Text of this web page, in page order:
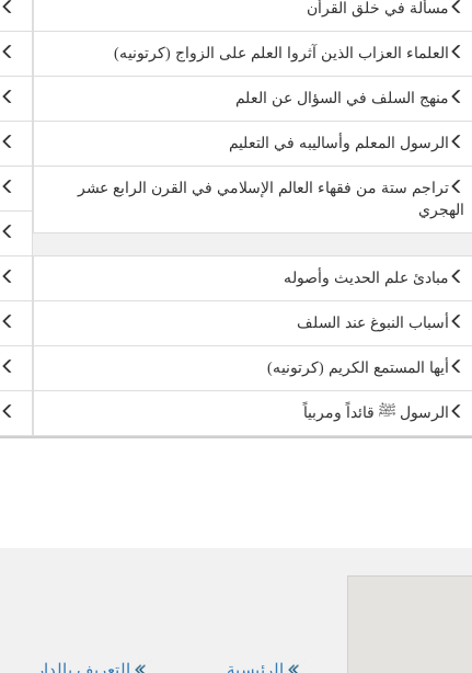
مسألة في خلق القرأن
العلماء العزاب الذين آثروا العلم على الزواج (كرتونيه)
منهج السلف في السؤال عن العلم
الرسول المعلم وأساليبه في التعليم
تراجم ستة من فقهاء العالم الإسلامي في القرن الرابع عشر
الهجري
مبادئ علم الحديث وأصوله
أسباب النبوغ عند السلف
أيها المستمع الكريم (كرتونيه)
الرسول ﷺ قائداً ومربياً
التعريف بالدار الرئيسية